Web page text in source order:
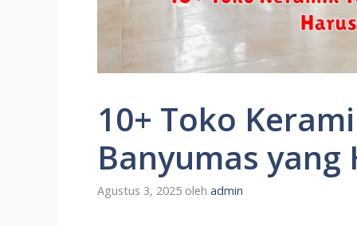
10+ Toko
Banyumas yang
Agustus 3, 2025 oleh admin